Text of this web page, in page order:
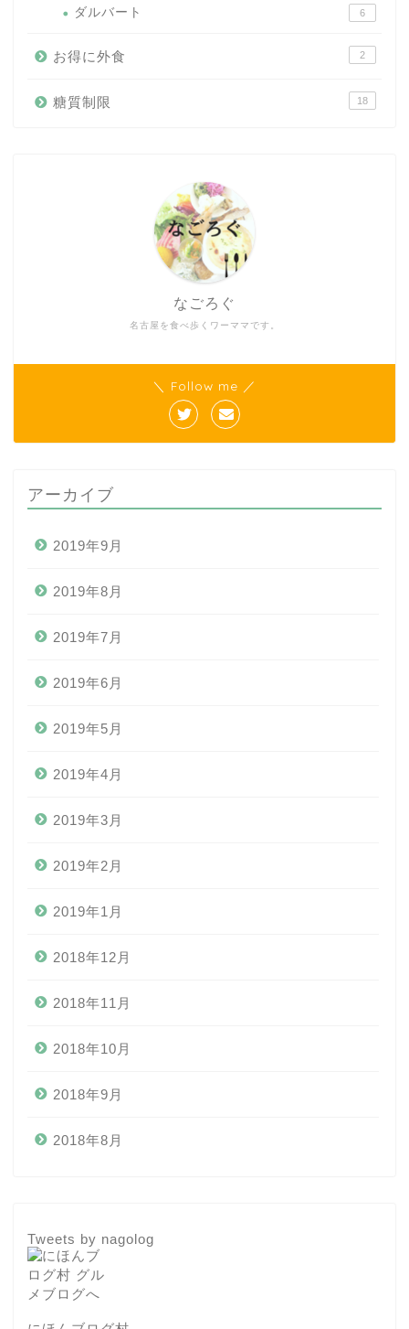
ダルバート 6
お得に外食 2
糖質制限 18
名古屋を食べ歩くワーママです。
なごろぐ
＼ Follow me ／
アーカイブ
2019年9月
2019年8月
2019年7月
2019年6月
2019年5月
2019年4月
2019年3月
2019年2月
2019年1月
2018年12月
2018年11月
2018年10月
2018年9月
2018年8月
Tweets by nagolog